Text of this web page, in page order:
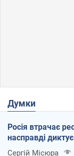
Думки
Росія втрачає
насправді
Сергій Місюра